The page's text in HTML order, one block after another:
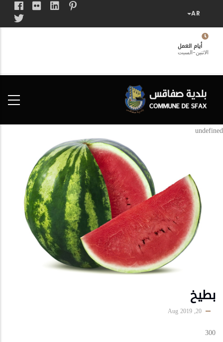
المحتوى
الرئيسيأيام العمل
الاثنين-السبت
undefined
بطيخ
300